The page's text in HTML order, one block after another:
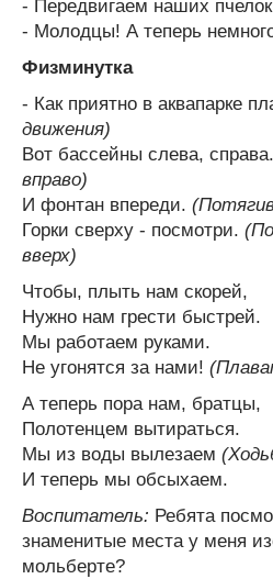
- Передвигаем наших пчелок
- Молодцы! А теперь
Физминутка
- Как приятно в аквапарке
движения)
Вот бассейны слева, справа.
вправо)
И фонтан впереди.
Горки сверху - посмотри.
вверх)
Чтобы, плыть нам скорей,
Нужно нам грести быстрей.
Мы работаем руками.
Не угонятся за нами!
А теперь пора нам, братцы,
Полотенцем вытираться.
Мы из воды вылезаем
И теперь мы обсыхаем.
Воспитатель: Ребята
знаменитые места у меня
мольберте?